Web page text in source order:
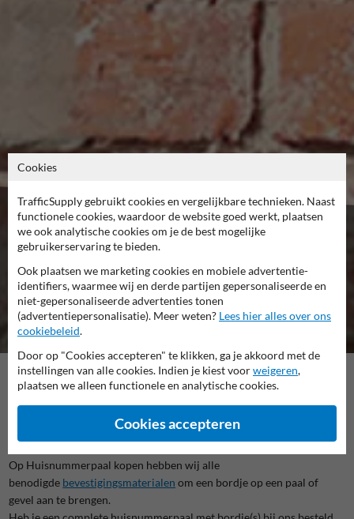
huisnummerbordje
bevestigen
Bevestigingsmiddelen om huisnummerbordjes te monteren
op een bermpaal of muur?
Op Huisnummerpaal kopen hebben wij alle
benodigde bevestigingsmaterialen om een bordje op een paal of
gevel aan te brengen.
Cookies
TrafficSupply gebruikt cookies en vergelijkbare technieken. Naast
functionele cookies, waardoor de website goed werkt, plaatsen
we ook analytische cookies om je de best mogelijke
gebruikerservaring te bieden.
Ook plaatsen we marketing cookies en mobiele advertentie-
identifiers, waarmee wij en derde partijen gepersonaliseerde en
niet-gepersonaliseerde advertenties tonen
(advertentiepersonalisatie). Meer weten? Lees hier alles over ons
cookiebeleid.
Door op "Cookies accepteren" te klikken, ga je akkoord met de
instellingen van alle cookies. Indien je kiest voorweigeren,
plaatsen we alleen functionele en analytische cookies.
Cookies accepteren